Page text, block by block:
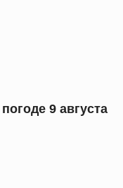
9 августа